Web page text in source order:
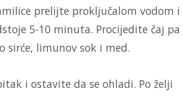
prelijte proključalom vodom i
5-10 minuta. Procijedite čaj pa
sirće, limunov sok i med.
i ostavite da se ohladi. Po želji